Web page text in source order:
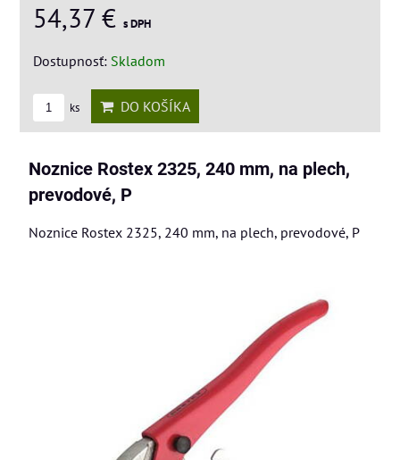
54,37 € s DPH
Dostupnosť: Skladom
ks DO KOŠÍKA
Noznice Rostex 2325, 240 mm, na plech,
prevodové, P
Noznice Rostex 2325, 240 mm, na plech, prevodové, P